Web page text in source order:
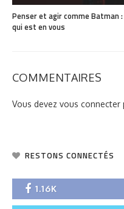
Penser et agir comme Batman
qui est en vous
COMMENTAIRES
Vous devez vous connecter
RESTONS CONNECTÉS
1.16K